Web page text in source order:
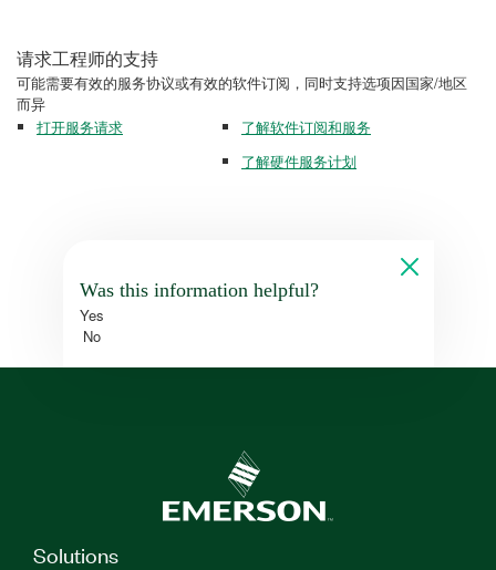
请求工程师的支持
可能需要有效的服务协议或有效的软件订阅，同时支持选项因国家/地区
而异
打开服务请求
了解软件订阅和服务
了解硬件服务计划
Was this information helpful?
Yes
No
Solutions